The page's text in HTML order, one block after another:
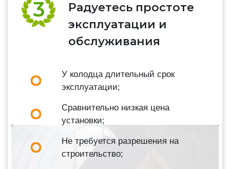
Радуетесь простоте
эксплуатации и
обслуживания
У колодца длительный срок
эксплуатации;
Сравнительно низкая цена
установки;
Не требуется разрешения на
строительство;